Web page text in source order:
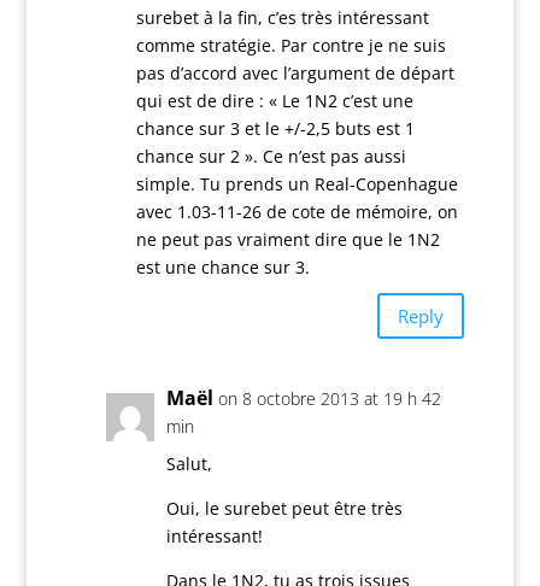
surebet à la fin, c’es très intéressant
comme stratégie. Par contre je ne suis
pas d’accord avec l’argument de départ
qui est de dire : « Le 1N2 c’est une
chance sur 3 et le +/-2,5 buts est 1
chance sur 2 ». Ce n’est pas aussi
simple. Tu prends un Real-Copenhague
avec 1.03-11-26 de cote de mémoire, on
ne peut pas vraiment dire que le 1N2
est une chance sur 3.
Reply
Maël on 8 octobre 2013 at 19 h 42
min
Salut,
Oui, le surebet peut être très
intéressant!
Dans le 1N2, tu as trois issues